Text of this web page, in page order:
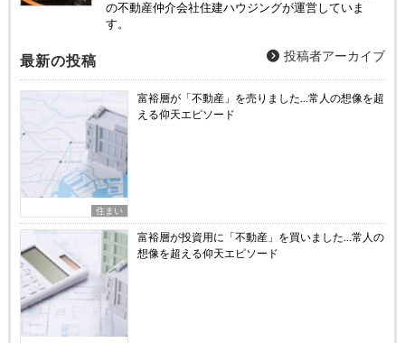
の不動産仲介会社住建ハウジングが運営していま
す。
最新の投稿 投稿者アーカイブ
住まい
富裕層が「不動産」を売りました…常人の想像を超
える仰天エピソード
富裕層が投資用に「不動産」を買いました…常人の
想像を超える仰天エピソード